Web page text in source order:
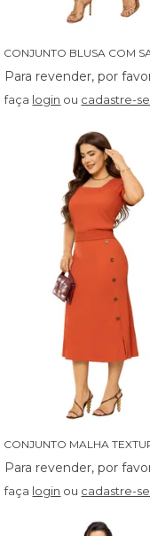
faça login ou cadastre-se
faça login ou cadastre-se